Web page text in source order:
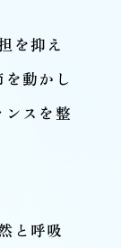
を抑え
を動かし
ンスを整
と呼吸